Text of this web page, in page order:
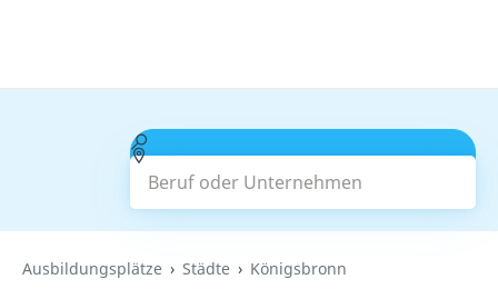
Beruf oder Unternehmen
Suchen
Ausbildungsplätze Städte Königsbronn